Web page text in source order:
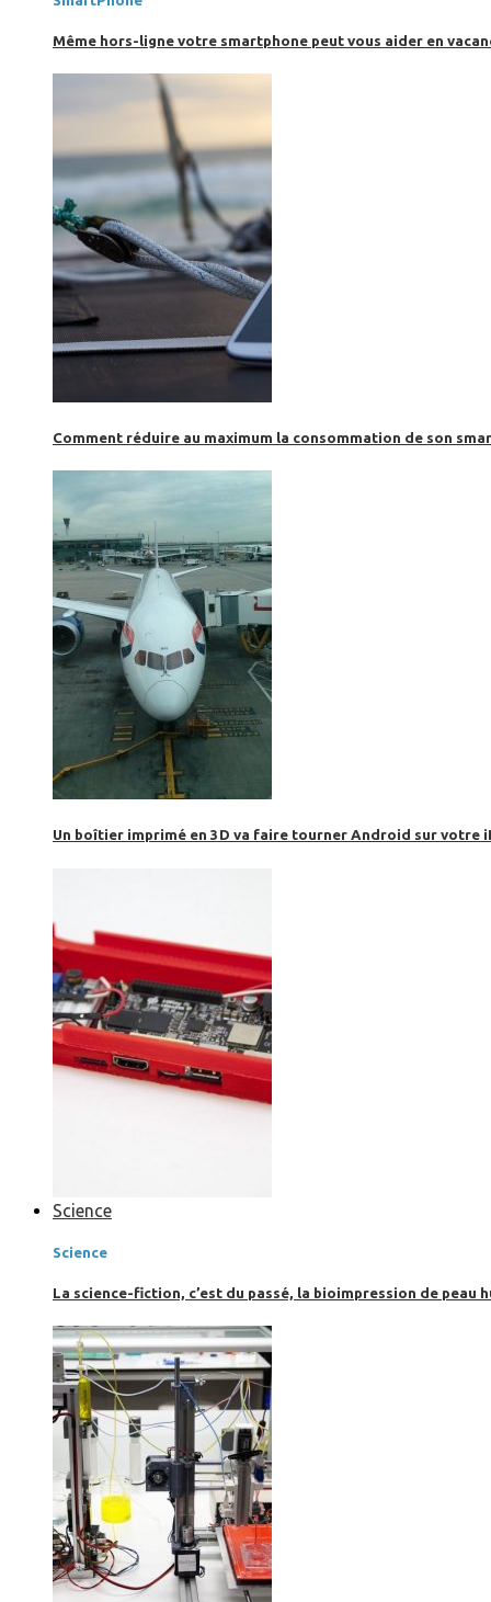
Même hors-ligne votre smartphone peut vous aider en
Comment réduire au maximum la consommation de son
Un boîtier imprimé en 3D va faire tourner Android sur votre
Science
Science
La science-fiction, c’est du passé, la bioimpression de peau